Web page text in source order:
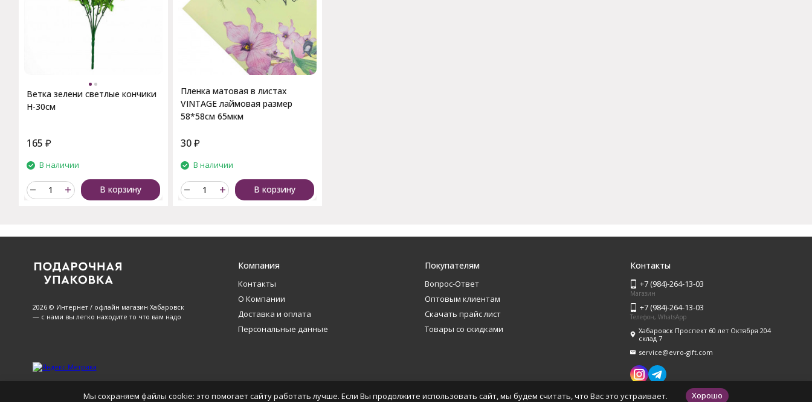
Ветка зелени светлые кончики
H-30см
165 ₽
В наличии
В корзину
Пленка матовая в листах
VINTAGE лаймовая размер
58*58см 65мкм
30₽
В наличии
В корзину
2026 © Интернет / офлайн магазин Хабаровск
— с нами вы легко находите то что вам надо
Компания
Контакты
О Компании
Доставка и оплата
Персональные данные
Покупателям
Вопрос-Ответ
Оптовым клиентам
Скачать прайс лист
Товары со скидками
Контакты
+7 (984)-264-13-03
Магазин
+7 (984)-264-13-03
Телефон, WhatsApp
Хабаровск Проспект 60 лет Октября 204
склад 7
service@evro-gift.com
Мы сохраняем файлы cookie: это помогает сайту работать лучше. Если Вы продолжите использовать сайт, мы будем считать, что Вас это устраивает. Хорошо